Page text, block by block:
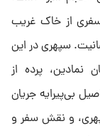
از خاک غریب
سپهری در این
نمادین، پرده از
بی‌پیرایه جریان
و نقش سفر و